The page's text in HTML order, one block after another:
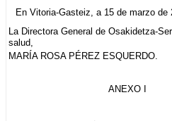
En Vitoria-Gasteiz, a 15 de marzo de
La Directora General de Osakidetza-
salud,
MARÍA ROSA PÉREZ ESQUERDO.
ANEXO I